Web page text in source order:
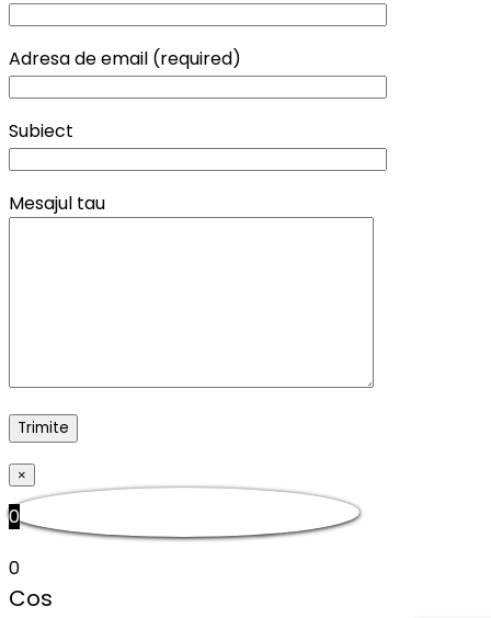
Adresa de email (required)
Subiect
Mesajul tau
×
0
0
Cos